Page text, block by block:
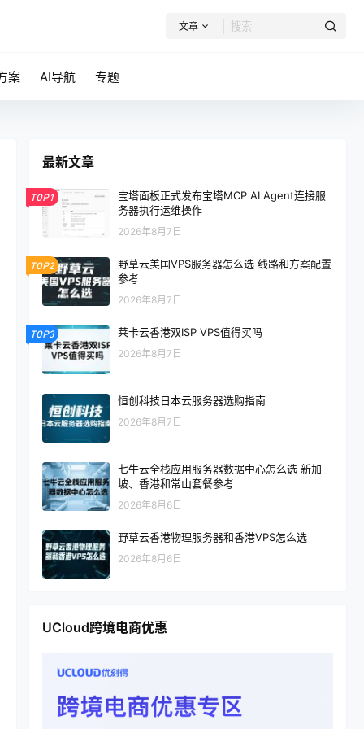
文章
案 AI导航 专题
最新文章
TOP1
宝塔面板正式发布宝塔MCP AI Agent连接服
务器执行运维操作
2026年8月7日
TOP2
野草云美国VPS服务器怎么选 线路和方案配置
参考
2026年8月7日
TOP3 莱卡云香港双ISP VPS值得买吗
2026年8月7日
恒创科技日本云服务器选购指南
2026年8月7日
七牛云全栈应用服务器数据中心怎么选 新加
坡、香港和常山套餐参考
2026年8月6日
野草云香港物理服务器和香港VPS怎么选
2026年8月6日
UCloud跨境电商优惠